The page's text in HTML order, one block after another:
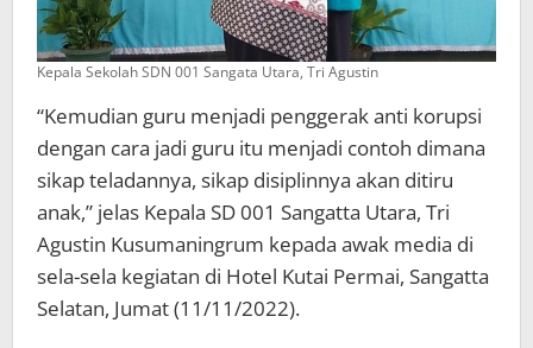
Kepala Sekolah SDN 001 Sangata Utara, Tri Agustin
“Kemudian guru menjadi penggerak anti korupsi
dengan cara jadi guru itu menjadi contoh dimana
sikap teladannya, sikap disiplinnya akan ditiru
anak,” jelas Kepala SD 001 Sangatta Utara, Tri
Agustin Kusumaningrum kepada awak media di
sela-sela kegiatan di Hotel Kutai Permai, Sangatta
Selatan, Jumat (11/11/2022).